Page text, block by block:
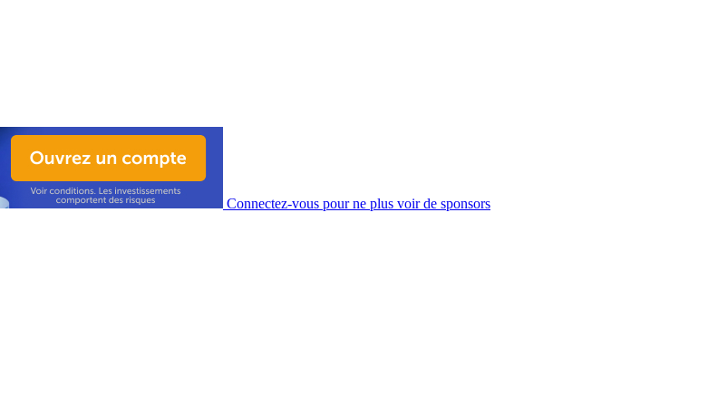
Connectez-vous pour ne plus voir de sponsors